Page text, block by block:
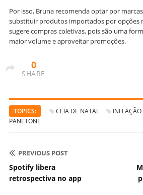
Por isso, Bruna recomenda optar por
substituir produtos importados por opções
sugere compras coletivas, pois são uma
maior volume e aproveitar promoções.
0
SHARE
TOPICS: CEIA DE NATAL INFLAÇÃO
PANETONE
PREVIOUS POST
Spotify libera
retrospectiva no app